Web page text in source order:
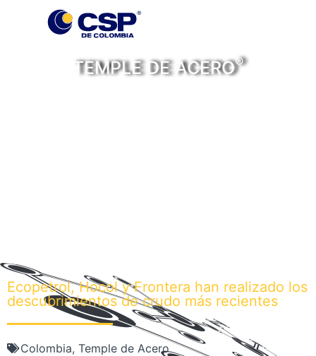
TEMPLE DE ACERO®
Ecopetrol, Hocol y Frontera han realizado los
descubrimientos de crudo más recientes
Colombia, Temple de Acero